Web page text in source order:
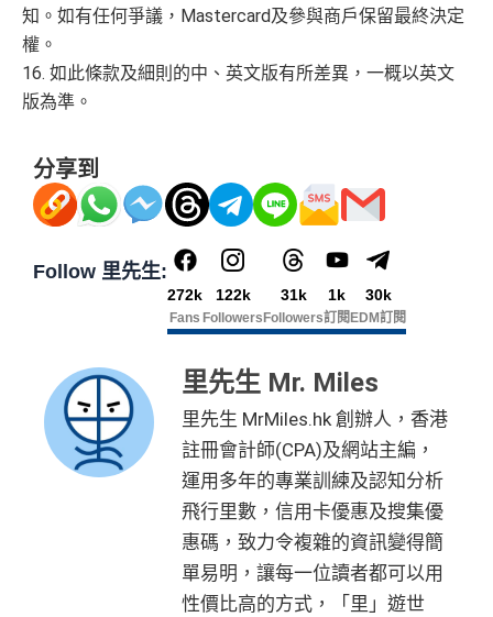
知。如有任何爭議，Mastercard及參與商戶保留最終決定
權。
16. 如此條款及細則的中、英文版有所差異，一概以英文
版為準。
分享到
Follow 里先生:
272k
Fans
122k
Followers
31k
Followers
1k
訂閱
30k
EDM訂閱
里先生 Mr. Miles
里先生 MrMiles.hk 創辦人，香港
註冊會計師(CPA)及網站主編，
運用多年的專業訓練及認知分析
飛行里數，信用卡優惠及搜集優
惠碼，致力令複雜的資訊變得簡
單易明，讓每一位讀者都可以用
性價比高的方式，「里」遊世